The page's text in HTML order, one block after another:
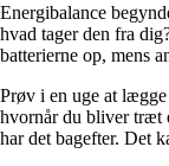
Energibalance
hvad tager den fra
batterierne op, mens
Prøv i en uge at
hvornår du bliver træt
har det bagefter. Det